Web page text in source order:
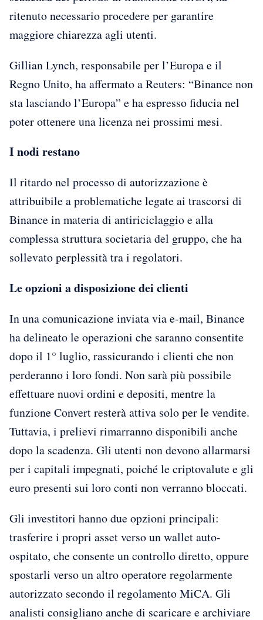
ritenuto necessario procedere per garantire
maggiore chiarezza agli utenti.
Gillian Lynch, responsabile per l’Europa e il
Regno Unito, ha affermato a Reuters: “Binance non
sta lasciando l’Europa” e ha espresso fiducia nel
poter ottenere una licenza nei prossimi mesi.
I nodi restano
Il ritardo nel processo di autorizzazione è
attribuibile a problematiche legate ai trascorsi di
Binance in materia di antiriciclaggio e alla
complessa struttura societaria del gruppo, che ha
sollevato perplessità tra i regolatori.
Le opzioni a disposizione dei clienti
In una comunicazione inviata via e-mail, Binance
ha delineato le operazioni che saranno consentite
dopo il 1° luglio, rassicurando i clienti che non
perderanno i loro fondi. Non sarà più possibile
effettuare nuovi ordini e depositi, mentre la
funzione Convert resterà attiva solo per le vendite.
Tuttavia, i prelievi rimarranno disponibili anche
dopo la scadenza. Gli utenti non devono allarmarsi
per i capitali impegnati, poiché le criptovalute e gli
euro presenti sui loro conti non verranno bloccati.
Gli investitori hanno due opzioni principali:
trasferire i propri asset verso un wallet auto-
ospitato, che consente un controllo diretto, oppure
spostarli verso un altro operatore regolarmente
autorizzato secondo il regolamento MiCA. Gli
analisti consigliano anche di scaricare e archiviare